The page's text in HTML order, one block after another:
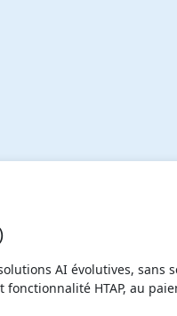
AI évolutives, sans
fonctionnalité HTAP, au